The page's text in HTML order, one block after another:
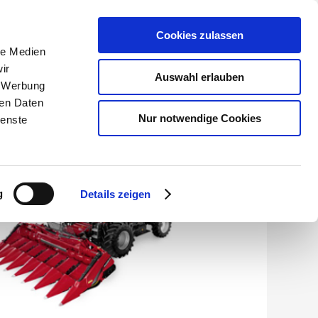
Medien
Daten
Details zeigen
Cookies zulassen
Auswahl erlauben
Nur notwendige Cookies
Händler-Garantieportal